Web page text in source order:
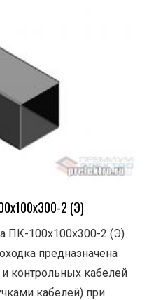
2 (Э)
ПК-100х100х300-2 (Э)
предназначена
контрольных кабелей
кабелей) при